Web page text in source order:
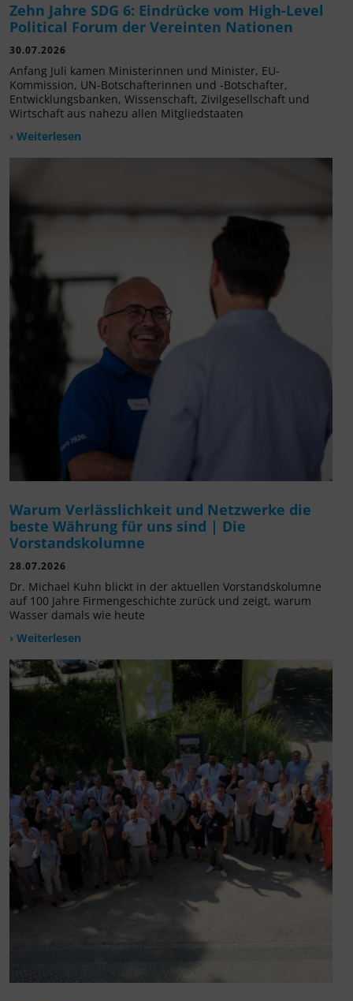
Zehn Jahre SDG 6: Eindrücke vom High-Level
Political Forum der Vereinten Nationen
30.07.2026
Anfang Juli kamen Ministerinnen und Minister, EU-
Kommission, UN-Botschafterinnen und -Botschafter,
Entwicklungsbanken, Wissenschaft, Zivilgesellschaft und
Wirtschaft aus nahezu allen Mitgliedstaaten
› Weiterlesen
Warum Verlässlichkeit und Netzwerke die
beste Währung für uns sind | Die
Vorstandskolumne
28.07.2026
Dr. Michael Kuhn blickt in der aktuellen Vorstandskolumne
auf 100 Jahre Firmengeschichte zurück und zeigt, warum
Wasser damals wie heute
› Weiterlesen